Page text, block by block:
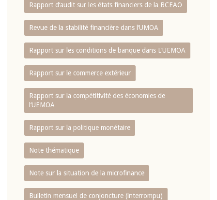
Rapport d‘audit sur les états financiers de la BCEAO
Revue de la stabilité financière dans l‘UMOA
Rapport sur les conditions de banque dans L‘UEMOA
Rapport sur le commerce extérieur
Rapport sur la compétitivité des économies de
l‘UEMOA
Rapport sur la politique monétaire
Note thématique
Note sur la situation de la microfinance
Bulletin mensuel de conjoncture (interrompu)